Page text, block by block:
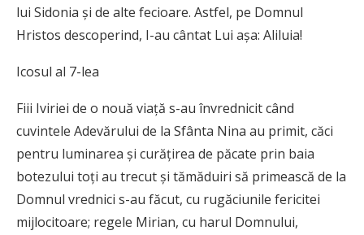
lui Sidonia și de alte fecioare. Astfel, pe Domnul
Hristos descoperind, I-au cântat Lui așa: Aliluia!
Icosul al 7-lea
Fiii Iviriei de o nouă viață s-au învrednicit când
cuvintele Adevărului de la Sfânta Nina au primit, căci
pentru luminarea și curățirea de păcate prin baia
botezului toți au trecut și tămăduiri să primească de la
Domnul vrednici s-au făcut, cu rugăciunile fericitei
mijlocitoare; regele Mirian, cu harul Domnului,